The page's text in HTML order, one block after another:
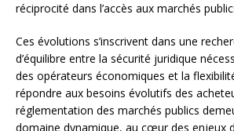
réciprocité dans l’accès aux marchés
Ces évolutions s’inscrivent dans une
d’équilibre entre la sécurité juridique
des opérateurs économiques et la
répondre aux besoins évolutifs des
réglementation des marchés publics
domaine dynamique, au cœur des enjeux